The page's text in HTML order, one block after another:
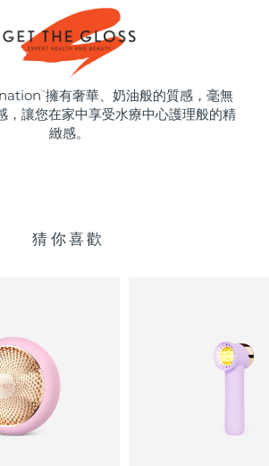
™ 擁有奢華、奶油般的質感，毫無
，讓您在家中享受水療中心護理般的精
緻感。
猜你喜歡